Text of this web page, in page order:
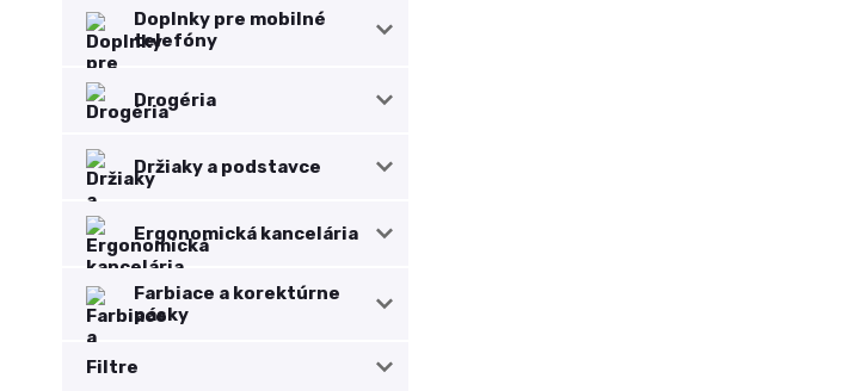
Doplnky pre mobilné
telefóny
Drogéria
Držiaky a podstavce
Ergonomická kancelária
Farbiace a korektúrne
pásky
Filtre